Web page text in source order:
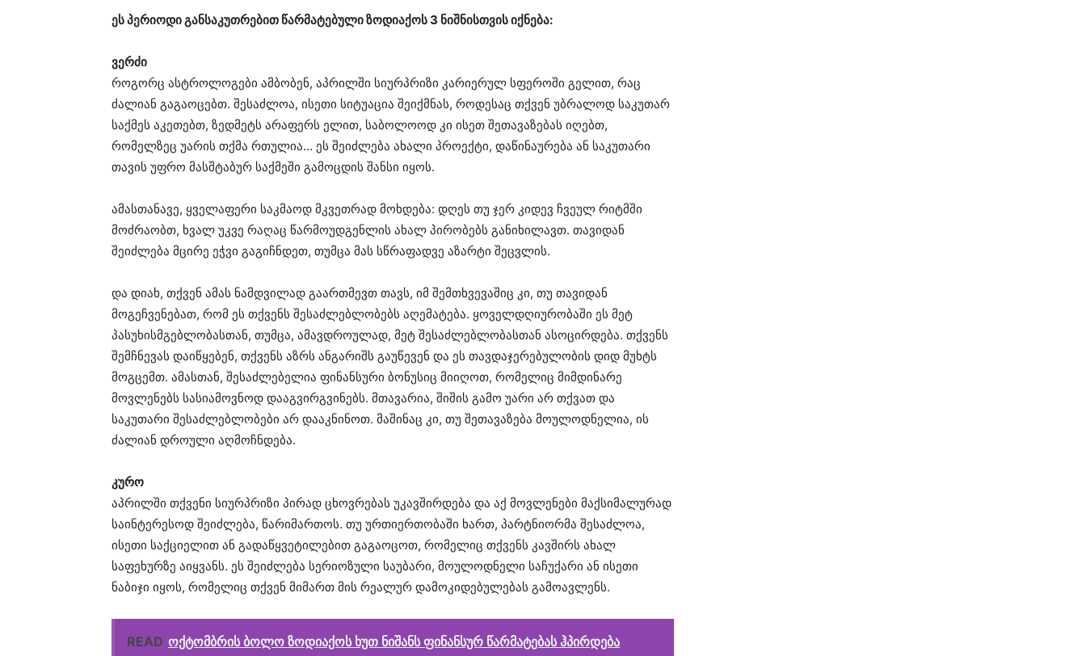
ეს პერიოდი განსაკუთრებით წარმატებული ზოდიაქოს 3 ნიშნისთვის იქნება:
​ვერძი ​
როგორც ასტროლოგები ამბობენ, აპრილში სიურპრიზი კარიერულ სფეროში გელით, რაც
ძალიან გაგაოცებთ. შესაძლოა, ისეთი სიტუაცია შეიქმნას, როდესაც თქვენ უბრალოდ საკუთარ
საქმეს აკეთებთ, ზედმეტს არაფერს ელით, საბოლოოდ კი ისეთ შეთავაზებას იღებთ,
რომელზეც უარის თქმა რთულია… ეს შეიძლება ახალი პროექტი, დაწინაურება ან საკუთარი
თავის უფრო მასშტაბურ საქმეში გამოცდის შანსი იყოს. ​
ამასთანავე, ყველაფერი საკმაოდ მკვეთრად მოხდება: დღეს თუ ჯერ კიდევ ჩვეულ რიტმში
მოძრაობთ, ხვალ უკვე რაღაც წარმოუდგენლის ახალ პირობებს განიხილავთ. თავიდან
შეიძლება მცირე ეჭვი გაგიჩნდეთ, თუმცა მას სწრაფადვე აზარტი შეცვლის.
და დიახ, თქვენ ამას ნამდვილად გაართმევთ თავს, იმ შემთხვევაშიც კი, თუ თავიდან
მოგეჩვენებათ, რომ ეს თქვენს შესაძლებლობებს აღემატება. ​ყოველდღიურობაში ეს მეტ
პასუხისმგებლობასთან, თუმცა, ამავდროულად, მეტ შესაძლებლობასთან ასოცირდება. თქვენს
შემჩნევას დაიწყებენ, თქვენს აზრს ანგარიშს გაუწევენ და ეს თავდაჯერებულობის დიდ მუხტს
მოგცემთ. ამასთან, შესაძლებელია ფინანსური ბონუსიც მიიღოთ, რომელიც მიმდინარე
მოვლენებს სასიამოვნოდ დააგვირგვინებს. მთავარია, შიშის გამო უარი არ თქვათ და
საკუთარი შესაძლებლობები არ დააკნინოთ. მაშინაც კი, თუ შეთავაზება მოულოდნელია, ის
ძალიან დროული აღმოჩნდება.
​კურო
​აპრილში თქვენი სიურპრიზი პირად ცხოვრებას უკავშირდება და აქ მოვლენები მაქსიმალურად
საინტერესოდ შეიძლება, წარიმართოს. თუ ურთიერთობაში ხართ, პარტნიორმა შესაძლოა,
ისეთი საქციელით ან გადაწყვეტილებით გაგაოცოთ, რომელიც თქვენს კავშირს ახალ
საფეხურზე აიყვანს. ეს შეიძლება სერიოზული საუბარი, მოულოდნელი საჩუქარი ან ისეთი
ნაბიჯი იყოს, რომელიც თქვენ მიმართ მის რეალურ დამოკიდებულებას გამოავლენს. ​
READ ოქტომბრის ბოლო ზოდიაქოს ხუთ ნიშანს ფინანსურ წარმატებას ჰპირდება